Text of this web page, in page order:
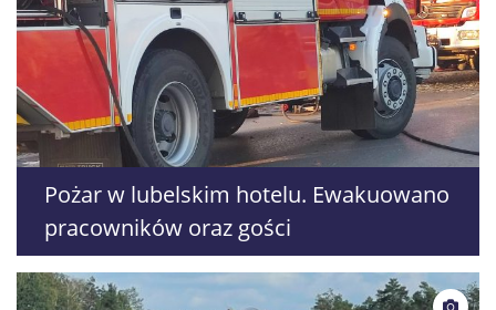
Pożar w lubelskim hotelu. Ewakuowano
pracowników oraz gości